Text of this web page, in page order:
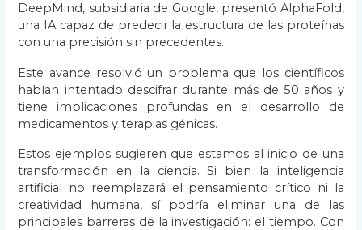
DeepMind, subsidiaria de Google, presentó AlphaFold,
una IA capaz de predecir la estructura de las proteínas
con una precisión sin precedentes.
Este avance resolvió un problema que los científicos
habían intentado descifrar durante más de 50 años y
tiene implicaciones profundas en el desarrollo de
medicamentos y terapias génicas.
Estos ejemplos sugieren que estamos al inicio de una
transformación en la ciencia. Si bien la inteligencia
artificial no reemplazará el pensamiento crítico ni la
creatividad humana, sí podría eliminar una de las
principales barreras de la investigación: el tiempo. Con